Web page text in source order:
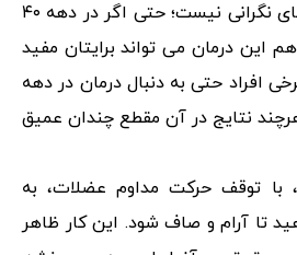
دلسرد کننده باشد اما جای نگرانی نیست؛ حتی اگر در دهه ۴۰
هم این درمان می تواند برایتان مفید
افراد حتی به دنبال درمان در دهه
هرچند نتایج در آن مقطع چندان عمیق
با توقف حرکت مداوم عضلات، به
تا آرام و صاف شود. این کار ظاهر